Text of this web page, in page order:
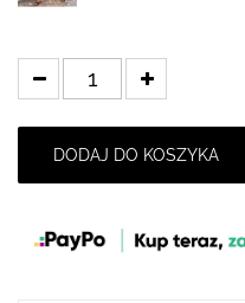
DODAJ DO KOSZYKA